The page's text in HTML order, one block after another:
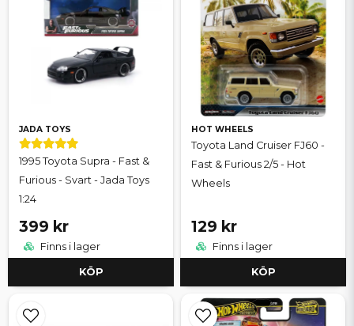
JADA TOYS
1995 Toyota Supra - Fast &
Furious - Svart - Jada Toys
1:24
399 kr
Finns i lager
KÖP
HOT WHEELS
Toyota Land Cruiser FJ60 -
Fast & Furious 2/5 - Hot
Wheels
129 kr
Finns i lager
KÖP